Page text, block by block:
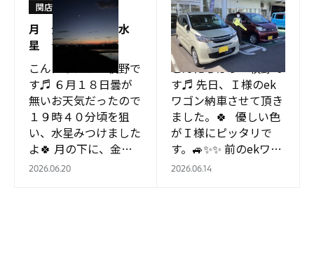
月 金星 木星 水
星 ☆彡
関店
こんにちはっ 牧野で
す♬ ６月１８日曇が
無いお天気だったので
１９時４０分頃を狙
い、水星みつけました
よ🍀 月の下に、金
星、見えづらいけど、
2026.06.20
ekワゴン🚙 納車式
✨
関店
こんにちはっ 牧野で
す♬ 先日、Ｉ様のek
ワゴン納車させて頂き
ました。🍀 優しい色
がＩ様にピッタリで
す。🚙✨✨ 前のekワゴ
ン同様に長く、 カー
2026.06.14